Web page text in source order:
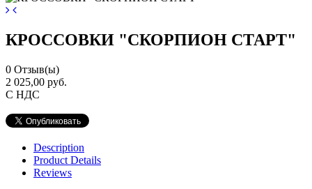
КРОССОВКИ "СКОРПИОН СТАРТ"
0 Отзыв(ы)
2 025,00 руб.
С НДС
Description
Product Details
Reviews